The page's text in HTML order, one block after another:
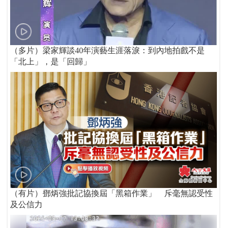
（多片）梁家輝談40年演藝生涯落淚：到內地拍戲不是
「北上」，是「回歸」
（有片）鄧炳強批記協換屆「黑箱作業」 斥毫無認受性
及公信力